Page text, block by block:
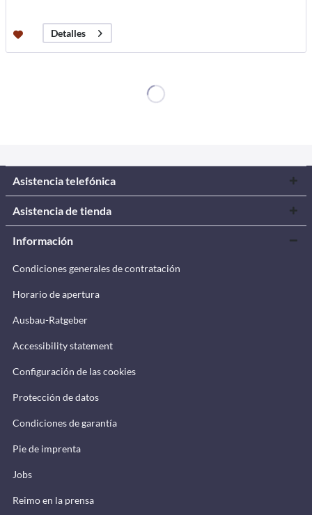
Detalles
Asistencia telefónica
Asistencia de tienda
Información
Condiciones generales de contratación
Horario de apertura
Ausbau-Ratgeber
Accessibility statement
Configuración de las cookies
Protección de datos
Condiciones de garantía
Pie de imprenta
Jobs
Reimo en la prensa